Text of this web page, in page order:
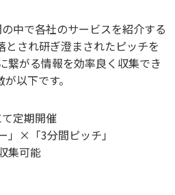
中で各社のサービスを紹介する
とされ研ぎ澄まされたピッチを
繋がる情報を効率良く収集でき
以下です。
定期開催
」×「3分間ピッチ」
集可能